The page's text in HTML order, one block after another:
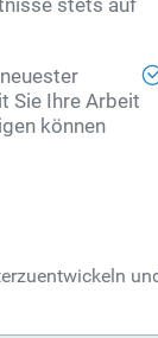
stets auf
Sie Ihre Arbeit
können